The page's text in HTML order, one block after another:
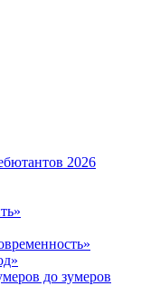
2026
до зумеров